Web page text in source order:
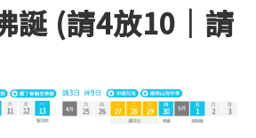
誕 (請4放10｜請